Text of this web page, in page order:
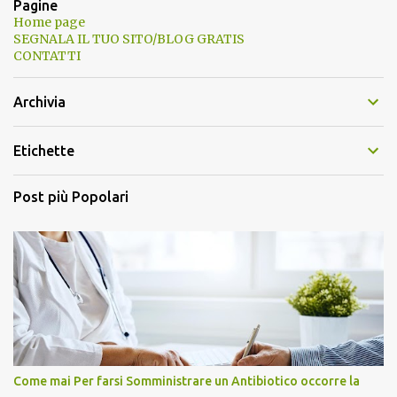
Pagine
Home page
SEGNALA IL TUO SITO/BLOG GRATIS
CONTATTI
Archivia
Etichette
Post più Popolari
Come mai Per farsi Somministrare un Antibiotico occorre la